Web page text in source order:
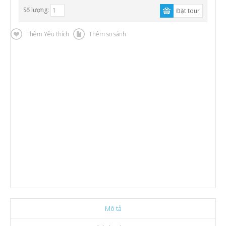
Số lượng:
Thêm Yêu thích Thêm so sánh
Mô tả